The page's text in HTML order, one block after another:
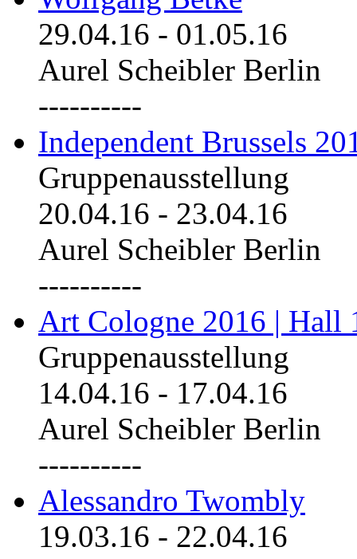
29.04.16 - 01.05.16
Aurel Scheibler Berlin
----------
Independent Brussels
Gruppenausstellung
20.04.16 - 23.04.16
Aurel Scheibler Berlin
----------
Art Cologne 2016 | Hall
Gruppenausstellung
14.04.16 - 17.04.16
Aurel Scheibler Berlin
----------
Alessandro Twombly
19.03.16 - 22.04.16